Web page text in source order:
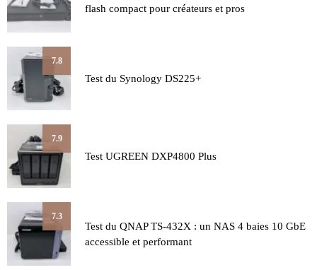
flash compact pour créateurs et pros
7.8
Test du Synology DS225+
7.9
Test UGREEN DXP4800 Plus
7.3
Test du QNAP TS-432X : un NAS 4 baies 10 GbE
accessible et performant